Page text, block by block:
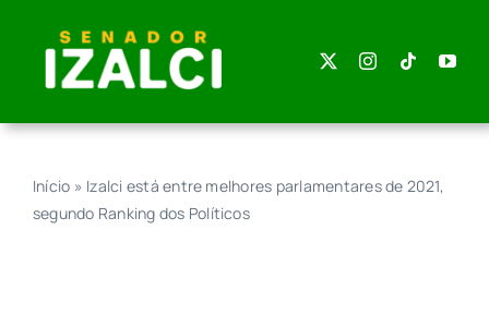
content
Início » Izalci está entre melhores parlamentares de 2021,
segundo Ranking dos Políticos